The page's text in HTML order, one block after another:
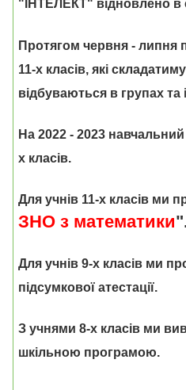
"ІНТЕЛЕКТ" відновлено в
Протягом червня - липня
11-х класів, які
відбуваються в групах та
На 2022 - 2023
х класів.
Для учнів 11-х класів ми
ЗНО з математики
Для учнів 9-х класів ми
підсумкової атестації.
З учнями 8-х класів ми
шкільною програмою.